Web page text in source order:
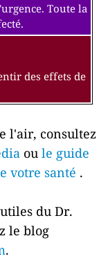
Toute la
des effets de
l'air, consultez
ou le guide
votre santé .
du Dr.
le blog
.